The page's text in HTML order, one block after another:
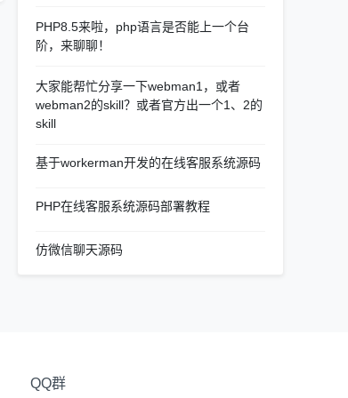
PHP8.5来啦，php语言是否能上一个台
阶，来聊聊！
大家能帮忙分享一下webman1，或者
webman2的skill？或者官方出一个1、2的
skill
基于workerman开发的在线客服系统源码
PHP在线客服系统源码部署教程
仿微信聊天源码
QQ群